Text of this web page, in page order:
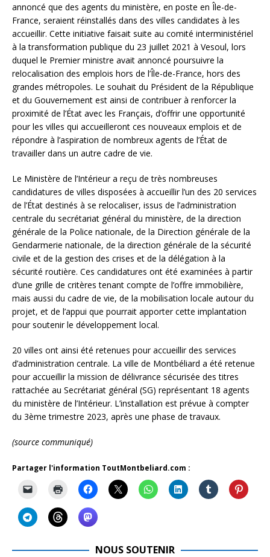
annoncé que des agents du ministère, en poste en Île-de-
France, seraient réinstallés dans des villes candidates à les
accueillir. Cette initiative faisait suite au comité interministériel
à la transformation publique du 23 juillet 2021 à Vesoul, lors
duquel le Premier ministre avait annoncé poursuivre la
relocalisation des emplois hors de l’Île-de-France, hors des
grandes métropoles. Le souhait du Président de la République
et du Gouvernement est ainsi de contribuer à renforcer la
proximité de l’État avec les Français, d’offrir une opportunité
pour les villes qui accueilleront ces nouveaux emplois et de
répondre à l’aspiration de nombreux agents de l’État de
travailler dans un autre cadre de vie.
Le Ministère de l’Intérieur a reçu de très nombreuses
candidatures de villes disposées à accueillir l’un des 20 services
de l’État destinés à se relocaliser, issus de l’administration
centrale du secrétariat général du ministère, de la direction
générale de la Police nationale, de la Direction générale de la
Gendarmerie nationale, de la direction générale de la sécurité
civile et de la gestion des crises et de la délégation à la
sécurité routière. Ces candidatures ont été examinées à partir
d’une grille de critères tenant compte de l’offre immobilière,
mais aussi du cadre de vie, de la mobilisation locale autour du
projet, et de l’appui que pourrait apporter cette implantation
pour soutenir le développement local.
20 villes ont ainsi été retenues pour accueillir des services
d’administration centrale. La ville de Montbéliard a été retenue
pour accueillir la mission de délivrance sécurisée des titres
rattachée au Secrétariat général (SG) représentant 18 agents
du ministère de l’Intérieur. L’installation est prévue à compter
du 3ème trimestre 2023, après une phase de travaux.
(source communiqué)
Partager l'information ToutMontbeliard.com :
NOUS SOUTENIR